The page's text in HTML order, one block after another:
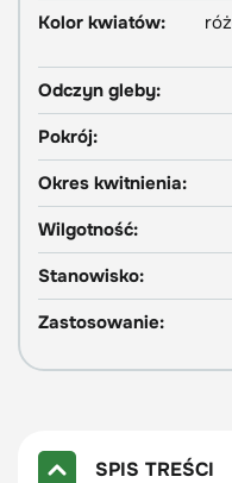
Kolor kwiatów:
Odczyn gleby:
Pokrój:
Okres kwitnienia:
Wilgotność:
Stanowisko:
Zastosowanie:
SPIS TREŚCI